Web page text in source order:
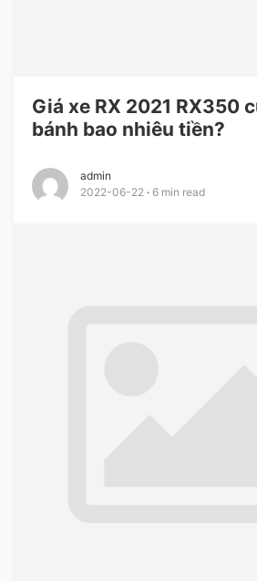
Giá xe RX 2021 RX350
bánh bao nhiêu tiền?
admin
2022-06-22
6 min read